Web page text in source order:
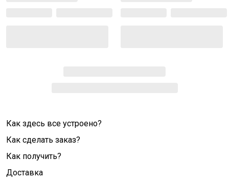
Как здесь все устроено?
Как сделать заказ?
Как получить?
Доставка